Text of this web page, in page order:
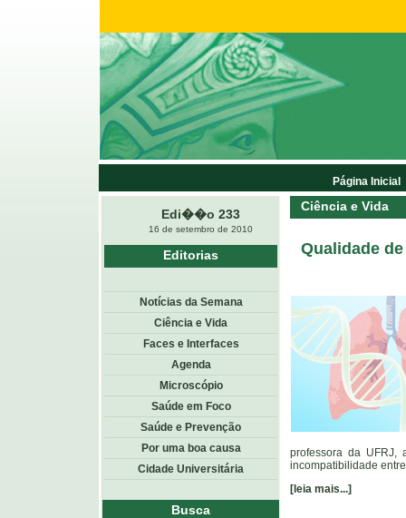
Edi��o 233
16 de setembro de 2010
Ciência e Vida
Qualidade
professora da UFRJ,
incompatibilidade
[leia mais...]
Editorias
Notícias da Semana
Ciência e Vida
Faces e Interfaces
Agenda
Microscópio
Saúde em Foco
Saúde e Prevenção
Por uma boa causa
Cidade Universitária
Busca
Página Inicial